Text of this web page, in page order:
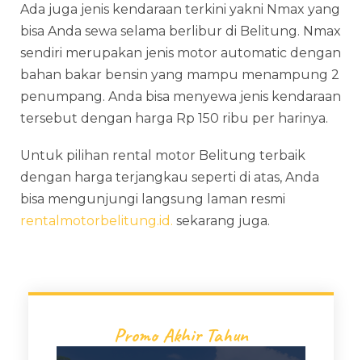
Ada juga jenis kendaraan terkini yakni Nmax yang
bisa Anda sewa selama berlibur di Belitung. Nmax
sendiri merupakan jenis motor automatic dengan
bahan bakar bensin yang mampu menampung 2
penumpang. Anda bisa menyewa jenis kendaraan
tersebut dengan harga Rp 150 ribu per harinya.
Untuk pilihan rental motor Belitung terbaik
dengan harga terjangkau seperti di atas, Anda
bisa mengunjungi langsung laman resmi
rentalmotorbelitung.id. sekarang juga.
Promo Akhir Tahun